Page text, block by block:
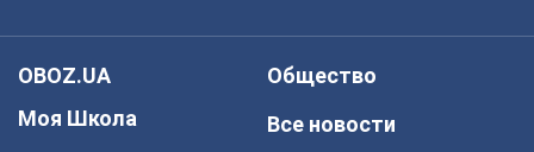
OBOZ.UA
Моя Школа
Общество
Все новости